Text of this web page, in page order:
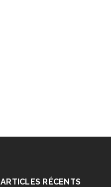
ARTICLES RÉCENTS